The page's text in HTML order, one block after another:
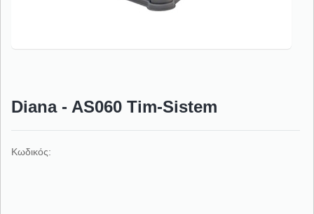
Diana - AS060 Tim-Sistem
Κωδικός: